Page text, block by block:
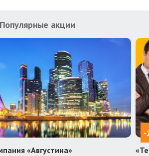
биоревитализация, удаление
УЗ-чистка лица, эпиляция,
пластика;
лазерное омоложение, удаление
бородавок, блефаропластика, LPG-
и др.
Популярные акции
«Августина»
-